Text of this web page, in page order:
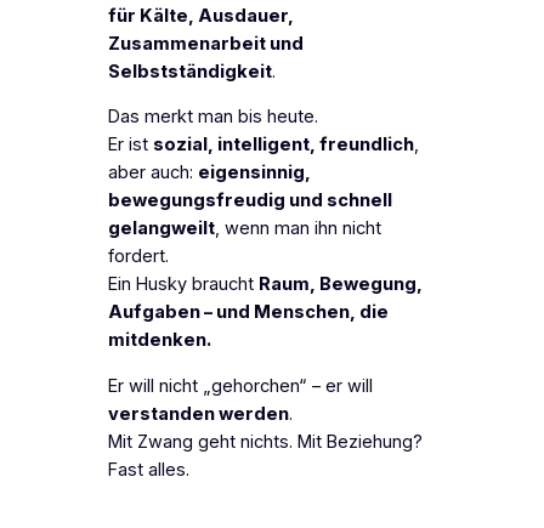
für Kälte, Ausdauer,
Zusammenarbeit und
Selbstständigkeit.
Das merkt man bis heute.
Er ist sozial, intelligent, freundlich,
aber auch: eigensinnig,
bewegungsfreudig und schnell
gelangweilt, wenn man ihn nicht
fordert.
Ein Husky braucht Raum, Bewegung,
Aufgaben – und Menschen, die
mitdenken.
Er will nicht „gehorchen“ – er will
verstanden werden.
Mit Zwang geht nichts. Mit Beziehung?
Fast alles.